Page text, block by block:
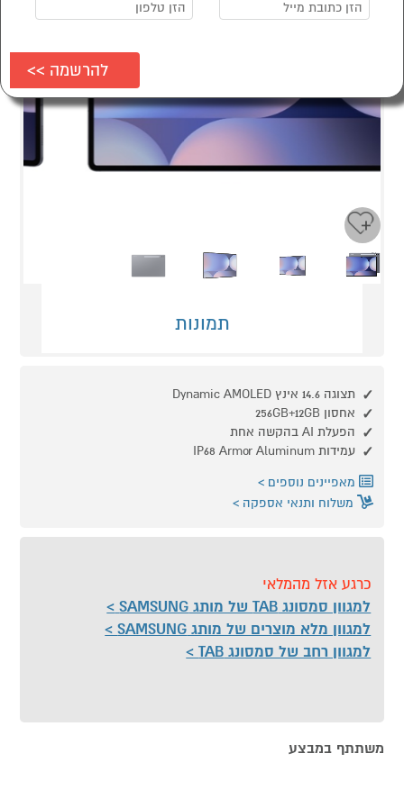
תמונות
תצוגה 14.6 אינץ Dynamic AMOLED
אחסון 256GB+12GB
הפעלת AI בהקשה אחת
עמידות IP68 Armor Aluminum
מאפיינים נוספים
משלוח ותנאי אספקה
כרגע אזל מהמלאי
למגוון סמסונג TAB של מותג SAMSUNG
למגוון מלא מוצרים של מותג SAMSUNG
למגוון רחב של סמסונג TAB
משתתף במבצע